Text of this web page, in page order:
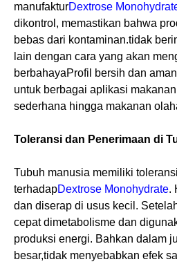
manufakturDextrose
dikontrol, memastikan bahwa
bebas dari kontaminan.tidak
lain dengan cara yang akan
berbahayaProfil bersih dan
untuk berbagai aplikasi
sederhana hingga makanan
Toleransi dan Penerimaan di
Tubuh manusia memiliki
terhadapDextrose Monohydrate.
dan diserap di usus kecil.
cepat dimetabolisme dan
produksi energi. Bahkan dalam
besar,tidak menyebabkan efek